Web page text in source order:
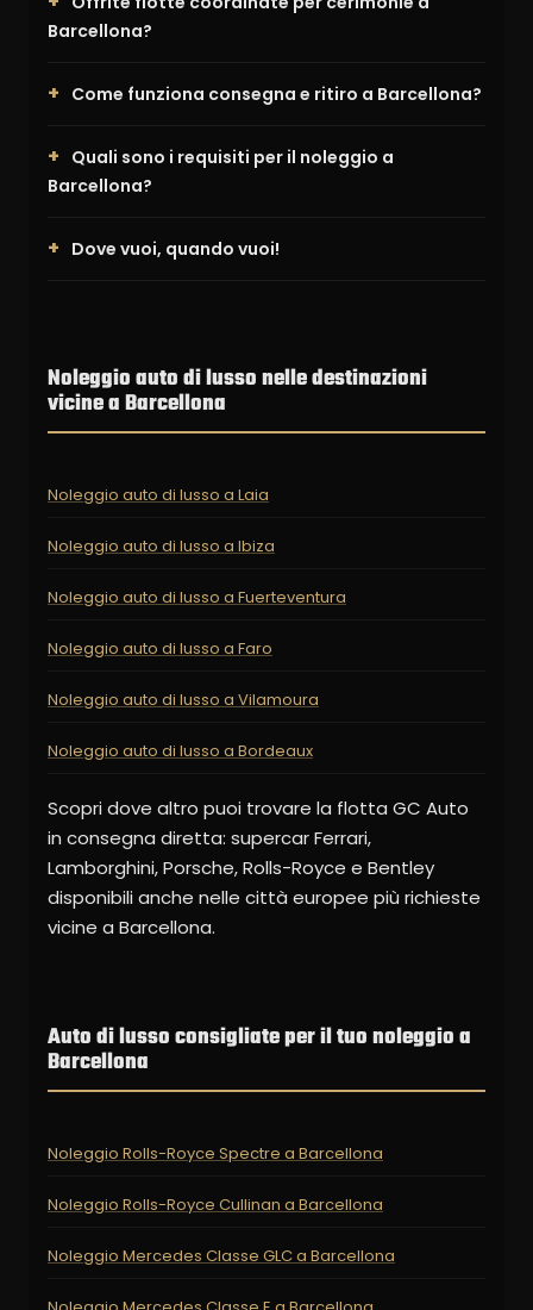
Barcellona?
Come funziona consegna e ritiro a Barcellona?
Quali sono i requisiti per il noleggio a
Barcellona?
Dove vuoi, quando vuoi!
Noleggio auto di lusso nelle destinazioni
vicine a Barcellona
Noleggio auto di lusso a Laia
Noleggio auto di lusso a Ibiza
Noleggio auto di lusso a Fuerteventura
Noleggio auto di lusso a Faro
Noleggio auto di lusso a Vilamoura
Noleggio auto di lusso a Bordeaux
Scopri dove altro puoi trovare la flotta GC Auto
in consegna diretta: supercar Ferrari,
Lamborghini, Porsche, Rolls-Royce e Bentley
disponibili anche nelle città europee più richieste
vicine a Barcellona.
Auto di lusso consigliate per il tuo noleggio a
Barcellona
Noleggio Rolls-Royce Spectre a Barcellona
Noleggio Rolls-Royce Cullinan a Barcellona
Noleggio Mercedes Classe GLC a Barcellona